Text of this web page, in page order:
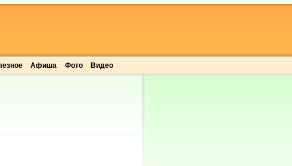
Афиша Фото Видео